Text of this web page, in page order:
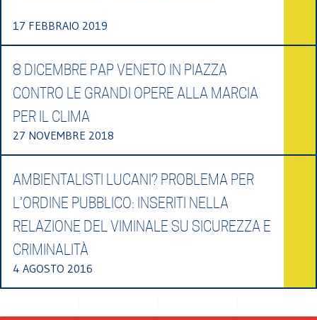
17 FEBBRAIO 2019
8 DICEMBRE PAP VENETO IN PIAZZA
CONTRO LE GRANDI OPERE ALLA MARCIA
PER IL CLIMA
27 NOVEMBRE 2018
AMBIENTALISTI LUCANI? PROBLEMA PER
L’ORDINE PUBBLICO: INSERITI NELLA
RELAZIONE DEL VIMINALE SU SICUREZZA E
CRIMINALITÀ
4 AGOSTO 2016